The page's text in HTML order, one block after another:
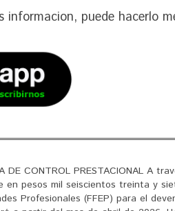
informacion, puede hacerlo
DE CONTROL PRESTACIONAL A
pesos mil seiscientos treinta y
Profesionales (FFEP) para el